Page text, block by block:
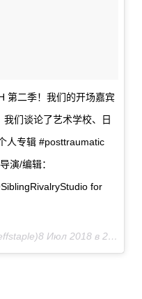
第二季！我们的开场嘉宾
们谈论了艺术学校、日
人专辑 #posttraumatic
演/编辑：
for
8 Июл 2018 в 2:04 PDT